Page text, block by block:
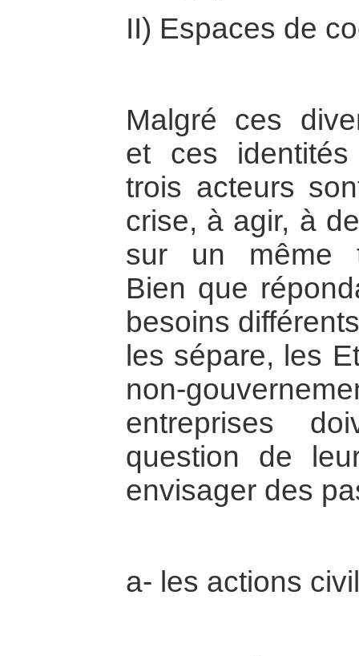
II) Espaces de
Malgré ces
et ces
trois acteurs
crise, à agir, à
sur un même
Bien que
besoins
les sépare, les
non-
entreprises
question de
envisager des
a- les actions